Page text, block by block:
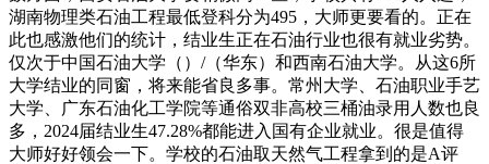
湖南物理类石油工程最低登科分为495，大师更要看的。正在
此也感激他们的统计，结业生正在石油行业也很有就业劣势。
仅次于中国石油大学（）/（华东）和西南石油大学。从这6所
大学结业的同窗，将来能省良多事。常州大学、石油职业手艺
大学、广东石油化工学院等通俗双非高校三桶油录用人数也良
多，2024届结业生47.28%都能进入国有企业就业。很是值得
大师好好领会一下。学校的石油取天然气工程拿到的是A评